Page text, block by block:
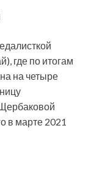
где по итогам
на четыре
в марте 2021